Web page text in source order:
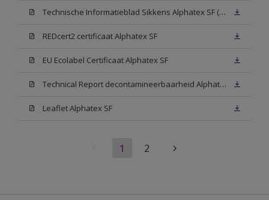
Technische Informatieblad Sikkens Alphatex SF (PDF)
REDcert2 certificaat Alphatex SF
EU Ecolabel Certificaat Alphatex SF
Technical Report decontamineerbaarheid Alphatex SF
Leaflet Alphatex SF
1 2